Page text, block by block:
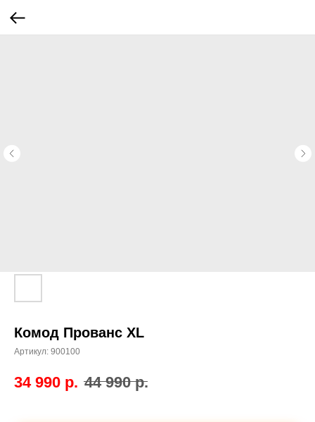
Комод Прованс XL
Артикул: 900100
34 990 р. 44 990 р.